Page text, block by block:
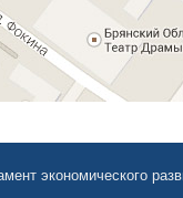
экономического